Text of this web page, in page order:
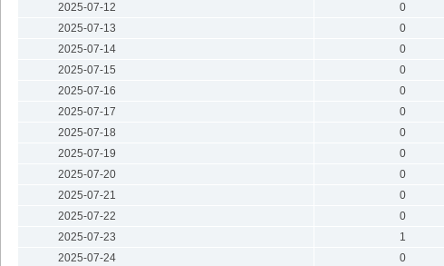
2025-07-12
0
2025-07-13
0
2025-07-14
0
2025-07-15
0
2025-07-16
0
2025-07-17
0
2025-07-18
0
2025-07-19
0
2025-07-20
0
2025-07-21
0
2025-07-22
0
2025-07-23
1
2025-07-24
0